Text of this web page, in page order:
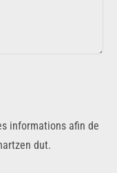
informations afin de
dut.